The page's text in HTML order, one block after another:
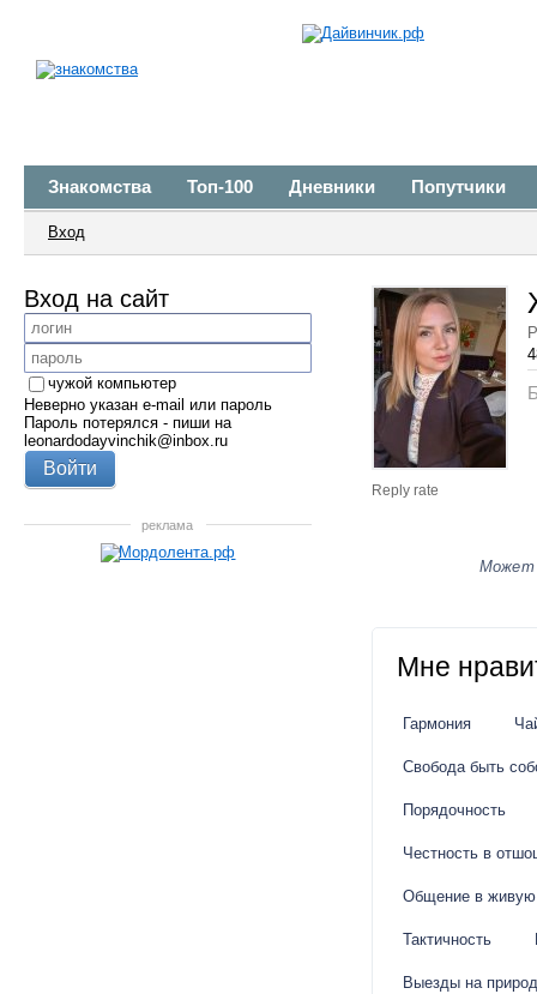
Знакомства Топ-100 Дневники Попутчики
Вход
Reply rate
Мне
Гармония
Свобода быть
Порядочность
Честность в
Общение в живую
Тактичность
Выезды на
Вход на сайт
чужой компьютер
Неверно указан e-mail или пароль
Пароль потерялся - пиши на
leonardodayvinchik@inbox.ru
реклама